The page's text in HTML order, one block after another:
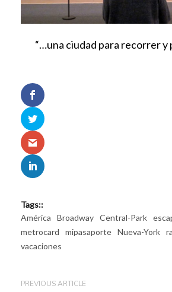
“…una ciudad para recorrer
Tags::
América
Broadway Central-Park
metrocard
mipasaporte Nueva-York
vacaciones
PREVIOUS ARTICLE